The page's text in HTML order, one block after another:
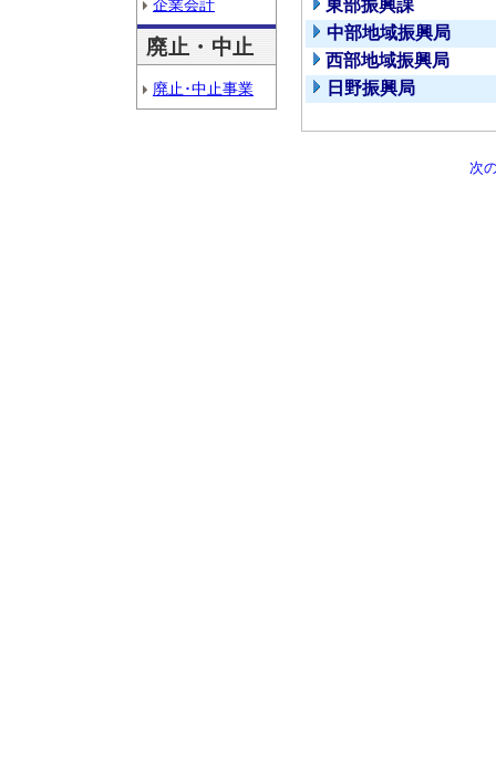
企業会計
廃止・中止
廃止･中止事業
東部振興課
中部地域振興局
西部地域振興局
日野振興局
次